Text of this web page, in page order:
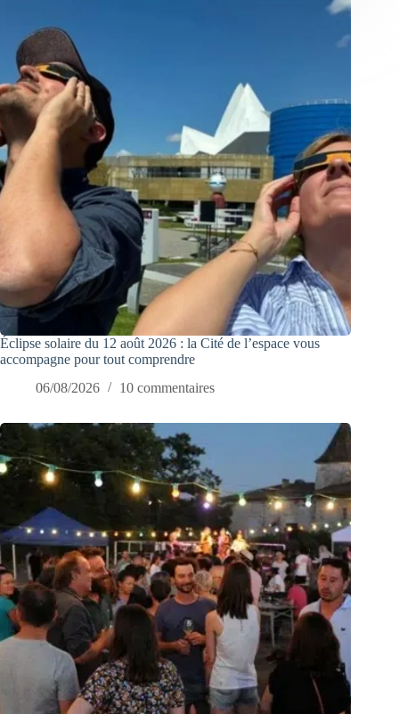
Éclipse solaire du 12 août 2026 : la Cité de l’espace vous
accompagne pour tout comprendre
06/08/2026
10 commentaires